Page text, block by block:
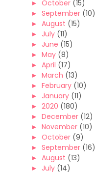
► October (15)
► September (10)
► August (15)
► July (11)
► June (15)
► May (8)
► April (17)
► March (13)
► February (10)
► January (11)
► 2020 (180)
► December (12)
► November (10)
► October (9)
► September (16)
► August (13)
► July (14)